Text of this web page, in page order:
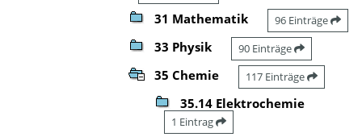
31 Mathematik 96 Einträge
33 Physik 90 Einträge
35 Chemie 117 Einträge
35.14 Elektrochemie
1 Eintrag